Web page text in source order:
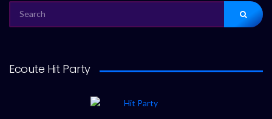
FOR:
Ecoute Hit Party